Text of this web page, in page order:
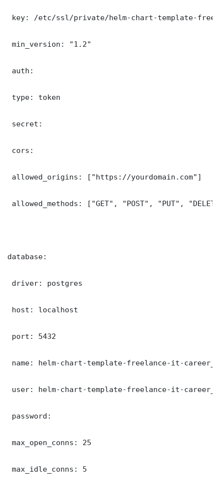
key: /etc/ssl/private/helm-chart-template-
min_version: "1.2"
auth:
type: token
secret:
cors:
allowed_origins: ["https://yourdomain.com"]
allowed_methods: ["GET", "POST", "PUT",
database:
driver: postgres
host: localhost
port: 5432
name: helm-chart-template-freelance-it-
user: helm-chart-template-freelance-it-
password:
max_open_conns: 25
max_idle_conns: 5